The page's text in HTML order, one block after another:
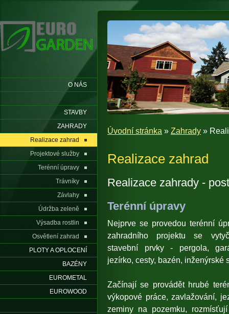
Úvodní stránka » Zahrady »
Realizace zahrad
Realizace zahrady -
Terénní úpravy
Nejprve se provedou terénní
zahradního projektu se
stavební prvky - pergola,
jezírko, cesty, bazén, inženýrské
Začínají se provádět hrubé
výkopové práce, zavlažování,
zeminy na pozemku,
O NÁS
STAVBY
ZAHRADY
Realizace zahrad
Projektové služby
Terénní úpravy
Trávníky
Závlahy
Údržba zeleně
Výsadba rostlin
Osvětlení zahrad
PLOTY A OPLOCENÍ
BAZÉNY
EUROMETAL
EUROWOOD